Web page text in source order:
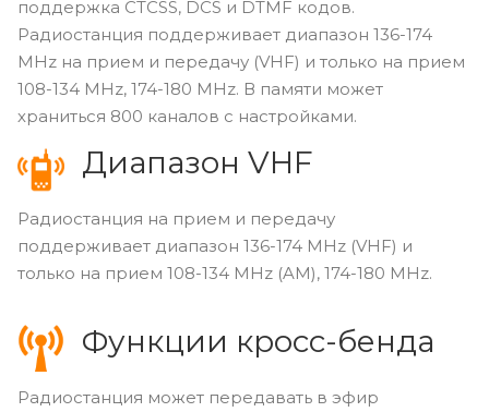
поддержка CTCSS, DCS и DTMF кодов.
Радиостанция поддерживает диапазон 136-174
MHz на прием и передачу (VHF) и только на прием
108-134 MHz, 174-180 MHz. В памяти может
храниться 800 каналов с настройками.
Диапазон VHF
Радиостанция на прием и передачу
поддерживает диапазон 136-174 MHz (VHF) и
только на прием 108-134 MHz (AM), 174-180 MHz.
Функции кросс-бенда
Радиостанция может передавать в эфир